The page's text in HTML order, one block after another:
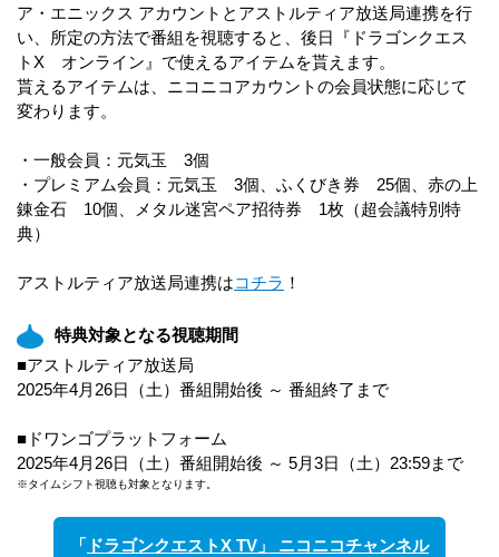
ア・エニックス アカウントとアストルティア放送局連携を行
い、所定の方法で番組を視聴すると、後日『ドラゴンクエス
トX オンライン』で使えるアイテムを貰えます。
貰えるアイテムは、ニコニコアカウントの会員状態に応じて
変わります。
・一般会員：元気玉 3個
・プレミアム会員：元気玉 3個、ふくびき券 25個、赤の上
錬金石 10個、メタル迷宮ペア招待券 1枚（超会議特別特
典）
アストルティア放送局連携はコチラ ！
特典対象となる視聴期間
■アストルティア放送局
2025年4月26日（土）番組開始後 ～ 番組終了まで
■ドワンゴプラットフォーム
2025年4月26日（土）番組開始後 ～ 5月3日（土）23:59まで
※タイムシフト視聴も対象となります。
「 ドラゴンクエストX TV」 ニコニコチャンネル